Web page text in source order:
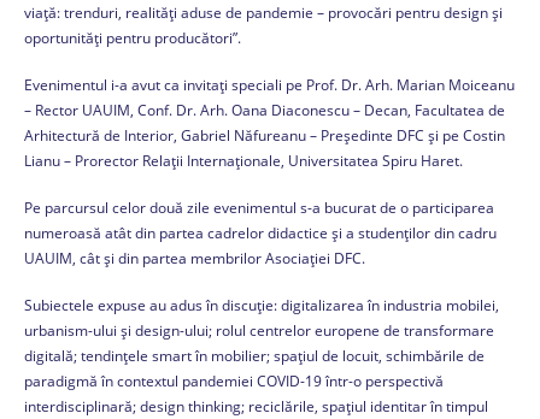
viață: trenduri, realități aduse de pandemie – provocări pentru design și
oportunități pentru producători”.
Evenimentul i-a avut ca invitați speciali pe Prof. Dr. Arh. Marian Moiceanu
– Rector UAUIM, Conf. Dr. Arh. Oana Diaconescu – Decan, Facultatea de
Arhitectură de Interior, Gabriel Năfureanu – Președinte DFC și pe Costin
Lianu – Prorector Relații Internaționale, Universitatea Spiru Haret.
Pe parcursul celor două zile evenimentul s-a bucurat de o participarea
numeroasă atât din partea cadrelor didactice și a studenților din cadru
UAUIM, cât și din partea membrilor Asociației DFC.
Subiectele expuse au adus în discuție: digitalizarea în industria mobilei,
urbanism-ului și design-ului; rolul centrelor europene de transformare
digitală; tendințele smart în mobilier; spațiul de locuit, schimbările de
paradigmă în contextul pandemiei COVID-19 într-o perspectivă
interdisciplinară; design thinking; reciclările, spațiul identitar în timpul